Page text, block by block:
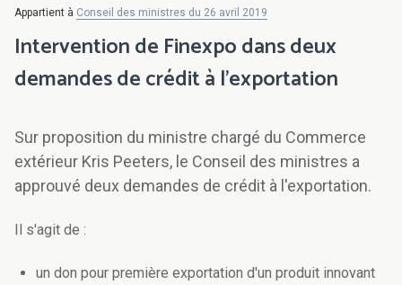
Appartient à Conseil des ministres du 26 avril 2019
Intervention de Finexpo dans deux
demandes de crédit à l'exportation
Sur proposition du ministre chargé du Commerce
extérieur Kris Peeters, le Conseil des ministres a
approuvé deux demandes de crédit à l'exportation.
Il s'agit de :
un don pour première exportation d'un produit innovant